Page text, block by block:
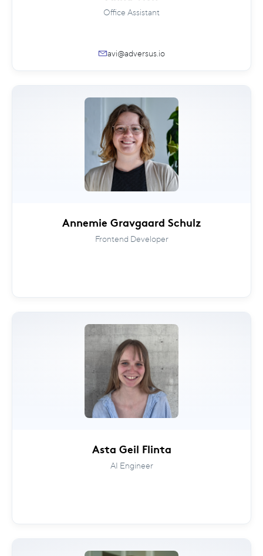
Office Assistant
avi@adversus.io
Annemie Gravgaard Schulz
Frontend Developer
Asta Geil Flinta
AI Engineer